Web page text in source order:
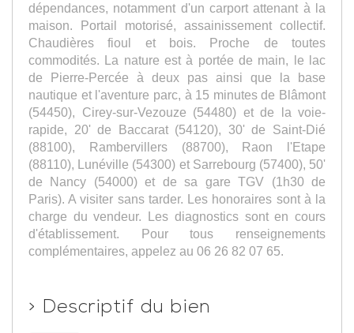
dépendances, notamment d'un carport attenant à la
maison. Portail motorisé, assainissement collectif.
Chaudières fioul et bois. Proche de toutes
commodités. La nature est à portée de main, le lac
de Pierre-Percée à deux pas ainsi que la base
nautique et l'aventure parc, à 15 minutes de Blâmont
(54450), Cirey-sur-Vezouze (54480) et de la voie-
rapide, 20' de Baccarat (54120), 30' de Saint-Dié
(88100), Rambervillers (88700), Raon l'Etape
(88110), Lunéville (54300) et Sarrebourg (57400), 50'
de Nancy (54000) et de sa gare TGV (1h30 de
Paris). A visiter sans tarder. Les honoraires sont à la
charge du vendeur. Les diagnostics sont en cours
d'établissement. Pour tous renseignements
complémentaires, appelez au 06 26 82 07 65.
> Descriptif du bien